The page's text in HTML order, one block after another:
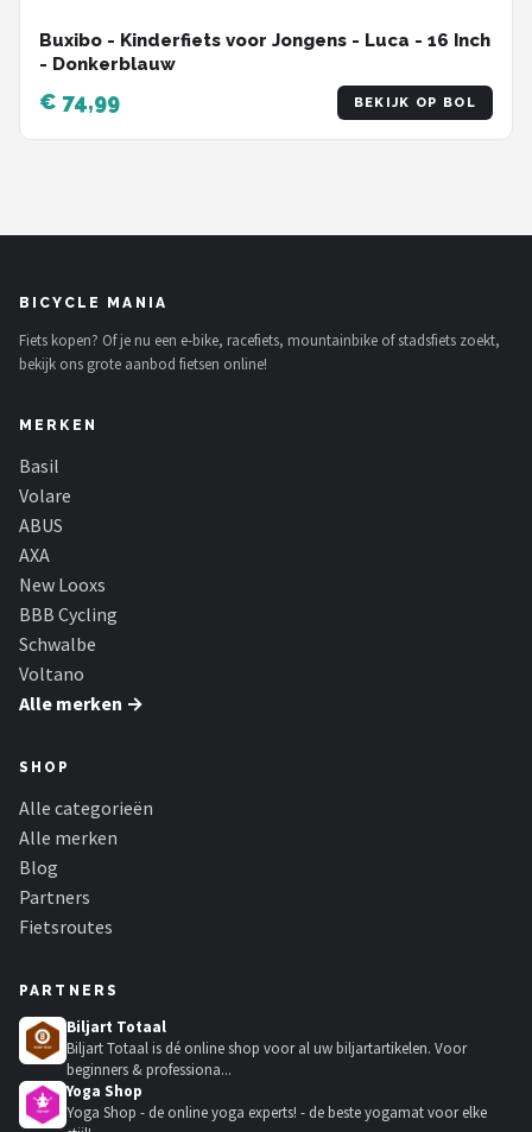
Buxibo - Kinderfiets voor Jongens - Luca - 16 Inch
- Donkerblauw
€ 74,99 BEKIJK OP BOL
BICYCLE MANIA
Fiets kopen? Of je nu een e-bike, racefiets, mountainbike of stadsfiets zoekt,
bekijk ons grote aanbod fietsen online!
MERKEN
Basil
Volare
ABUS
AXA
New Looxs
BBB Cycling
Schwalbe
Voltano
Alle merken →
SHOP
Alle categorieën
Alle merken
Blog
Partners
Fietsroutes
PARTNERS
Biljart Totaal
Biljart Totaal is dé online shop voor al uw biljartartikelen. Voor
beginners & professiona...
Yoga Shop
Yoga Shop - de online yoga experts! - de beste yogamat voor elke